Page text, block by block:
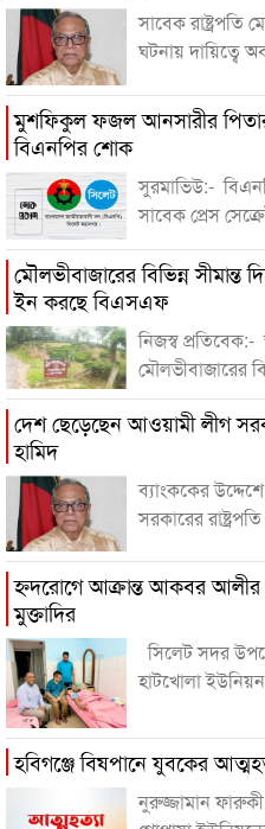
সাবেক
ঘটনায় দায়িত্বে
মুশফিকুল ফজল আনসারীর
বিএনপির শোক
সুরমাভিউ:-
সাবেক প্রেস
মৌলভীবাজারের বিভিন্ন
ইন করছে বিএসএফ
নিজস্ব প্রতিবেক:-
মৌলভীবাজারের
দেশ ছেড়েছেন আওয়ামী লীগ
হামিদ
ব্যাংককের
সরকারের
হ্নদরোগে আক্রান্ত আকবর আলীর
মুক্তাদির
সিলেট সদর
হাটখোলা
হবিগঞ্জে বিষপানে যুবকের
নুরুজ্জামান